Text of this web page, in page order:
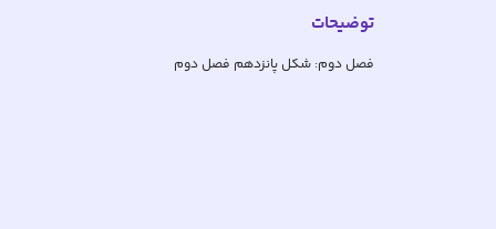
توضیحات
فصل دوم: شکل پانزدهم فصل دوم